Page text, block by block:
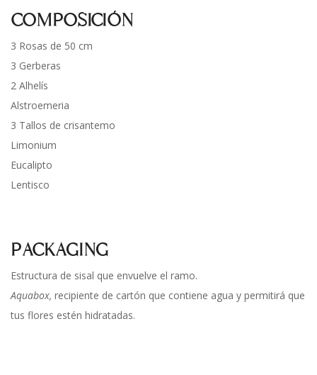
COMPOSICIÓN
3 Rosas de 50 cm
3 Gerberas
2 Alhelís
Alstroemeria
3 Tallos de crisantemo
Limonium
Eucalipto
Lentisco
PACKAGING
Estructura de sisal que envuelve el ramo.
Aquabox, recipiente de cartón que contiene agua y permitirá que
tus flores estén hidratadas.